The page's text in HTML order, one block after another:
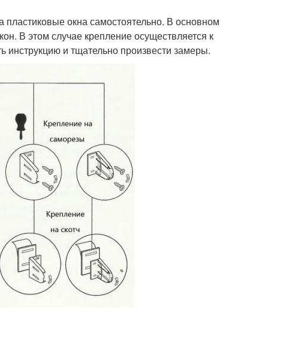
пластиковые окна самостоятельно. В основном
В этом случае крепление осуществляется к
инструкцию и тщательно произвести замеры.